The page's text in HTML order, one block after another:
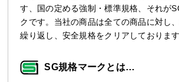
す、国の定める強制・標準規格、それが
クです。当社の商品は全ての商品に対し
繰り返し、安全規格をクリアしております
SG規格マークとは…